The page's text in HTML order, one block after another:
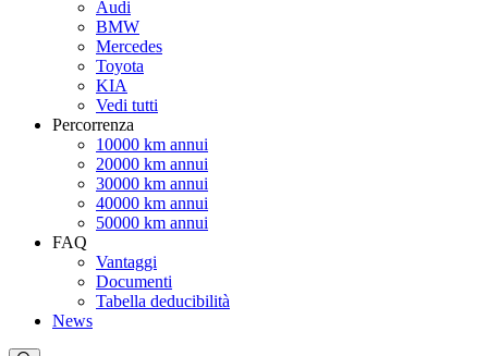
Audi
BMW
Mercedes
Toyota
KIA
Vedi tutti
Percorrenza
10000 km annui
20000 km annui
30000 km annui
40000 km annui
50000 km annui
FAQ
Vantaggi
Documenti
Tabella deducibilità
News